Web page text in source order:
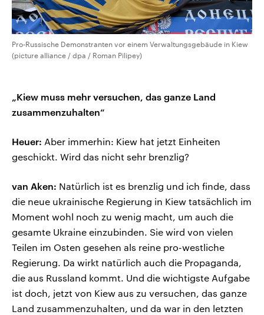
Pro-Russische Demonstranten vor einem Verwaltungsgebäude in Kiew
(picture alliance / dpa / Roman Pilipey)
„Kiew muss mehr versuchen, das ganze Land
zusammenzuhalten“
Heuer: Aber immerhin: Kiew hat jetzt Einheiten
geschickt. Wird das nicht sehr brenzlig?
van Aken: Natürlich ist es brenzlig und ich finde, dass
die neue ukrainische Regierung in Kiew tatsächlich im
Moment wohl noch zu wenig macht, um auch die
gesamte Ukraine einzubinden. Sie wird von vielen
Teilen im Osten gesehen als reine pro-westliche
Regierung. Da wirkt natürlich auch die Propaganda,
die aus Russland kommt. Und die wichtigste Aufgabe
ist doch, jetzt von Kiew aus zu versuchen, das ganze
Land zusammenzuhalten, und da war in den letzten